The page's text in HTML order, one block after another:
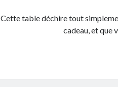
Cette table déchire tout
cadeau, et que